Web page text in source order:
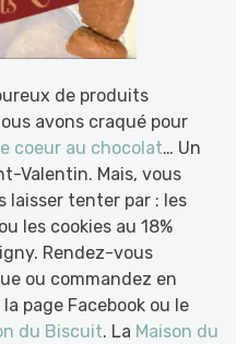
de produits
avons craqué pour
coeur au chocolat… Un
Valentin. Mais, vous
laisser tenter par : les
les cookies au 18%
Rendez-vous
ou commandez en
la page Facebook ou le
du Biscuit. La Maison du